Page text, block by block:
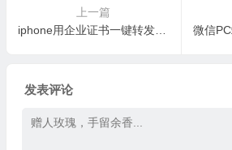
上一篇
iphone用企业证书一键转发的代理请注意，务必每周备份一次聊天记录
发表评论